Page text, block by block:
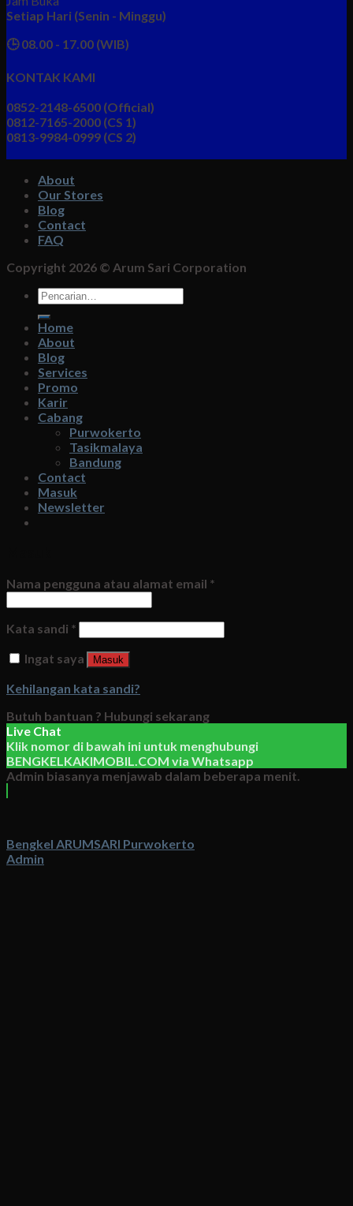
Setiap Hari (Senin - Minggu)
🕒 08.00 - 17.00 (WIB)
KONTAK KAMI
0852-2148-6500 (Official)
0812-7165-2000 (CS 1)
0813-9984-0999 (CS 2)
About
Our Stores
Blog
Contact
FAQ
Copyright 2026 © Arum Sari Corporation
Pencarian
untuk:
Home
About
Blog
Services
Promo
Karir
Cabang
Purwokerto
Tasikmalaya
Bandung
Contact
Masuk
Newsletter
Nama pengguna atau alamat email *
Kata sandi *
Ingat saya
Masuk
Kehilangan kata sandi?
Butuh bantuan ? Hubungi sekarang
Live Chat
Klik nomor di bawah ini untuk menghubungi
BENGKELKAKIMOBIL.COM via Whatsapp
Admin biasanya menjawab dalam beberapa menit.
Bengkel ARUMSARI Purwokerto
Admin